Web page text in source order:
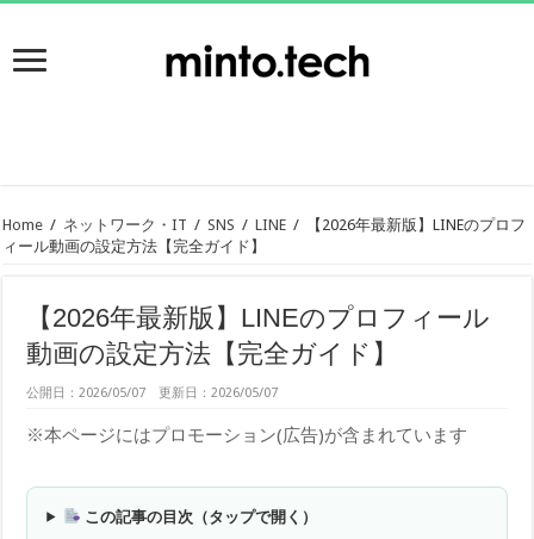
Home / ネットワーク・IT / SNS / LINE /
【2026年最新版】LINEのプロフ
ィール動画の設定方法【完全ガイド】
【2026年最新版】LINEのプロフィール
動画の設定方法【完全ガイド】
公開日：2026/05/07 更新日：2026/05/07
※本ページにはプロモーション(広告)が含まれています
この記事の目次（タップで開く）